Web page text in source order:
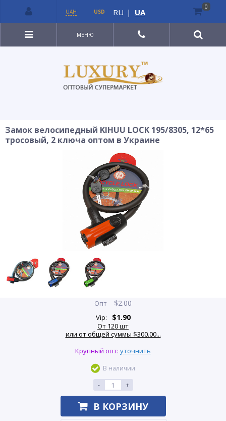
МЕНЮ
Замок велосипедный KIHUU LOCK 195/8305, 12*65
тросовый, 2 ключа оптом в Украине
Опт $2.00
Vip: $1.90
От 120 шт
или от общей суммы $300.00...
Крупный опт: уточнить
В наличии
-
+
В КОРЗИНУ
UAH USD RU | UA
0